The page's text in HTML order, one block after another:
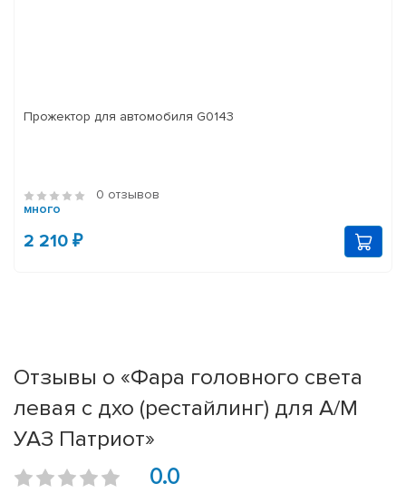
Прожектор для автомобиля G0143
0 отзывов
много
2 210 ₽
Отзывы о «Фара головного света
левая с дхо (рестайлинг) для А/М
УАЗ Патриот»
0.0